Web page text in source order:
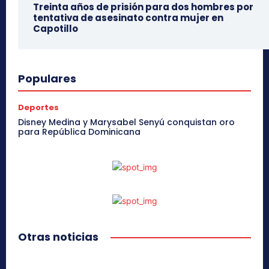
Treinta años de prisión para dos hombres por
tentativa de asesinato contra mujer en
Capotillo
Populares
Deportes
Disney Medina y Marysabel Senyú conquistan oro
para República Dominicana
Otras noticias